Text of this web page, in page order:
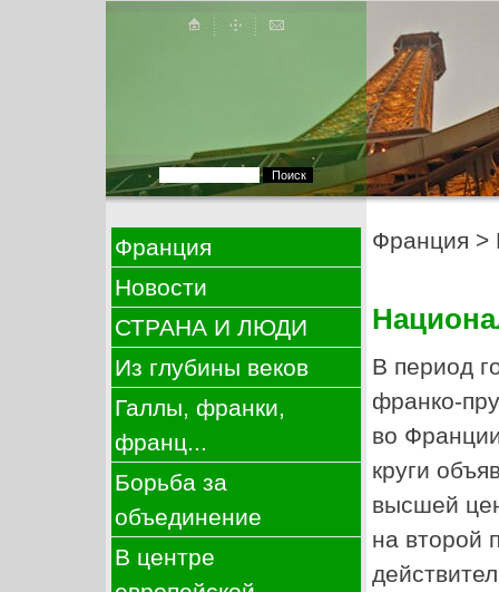
Франция
Новости
СТРАНА И ЛЮДИ
Из глубины веков
Галлы, франки,
франц...
Борьба за
объединение
В центре
Франция >
В период
франко-
во
круги
высшей
на второй